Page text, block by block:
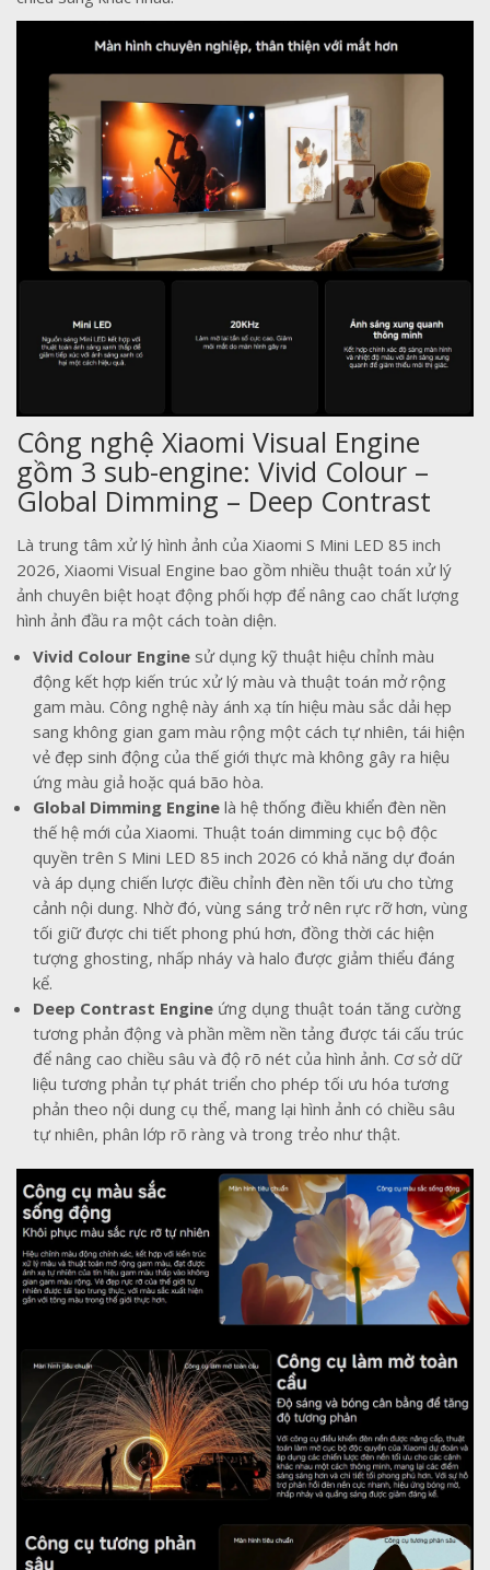
Công nghệ Xiaomi Visual Engine
gồm 3 sub-engine: Vivid Colour –
Global Dimming – Deep Contrast
Là trung tâm xử lý hình ảnh của Xiaomi S Mini LED 85 inch
2026, Xiaomi Visual Engine bao gồm nhiều thuật toán xử lý
ảnh chuyên biệt hoạt động phối hợp để nâng cao chất lượng
hình ảnh đầu ra một cách toàn diện.
Vivid Colour Engine sử dụng kỹ thuật hiệu chỉnh màu
động kết hợp kiến trúc xử lý màu và thuật toán mở rộng
gam màu. Công nghệ này ánh xạ tín hiệu màu sắc dải hẹp
sang không gian gam màu rộng một cách tự nhiên, tái hiện
vẻ đẹp sinh động của thế giới thực mà không gây ra hiệu
ứng màu giả hoặc quá bão hòa.
Global Dimming Engine là hệ thống điều khiển đèn nền
thế hệ mới của Xiaomi. Thuật toán dimming cục bộ độc
quyền trên S Mini LED 85 inch 2026 có khả năng dự đoán
và áp dụng chiến lược điều chỉnh đèn nền tối ưu cho từng
cảnh nội dung. Nhờ đó, vùng sáng trở nên rực rỡ hơn, vùng
tối giữ được chi tiết phong phú hơn, đồng thời các hiện
tượng ghosting, nhấp nháy và halo được giảm thiểu đáng
kể.
Deep Contrast Engine ứng dụng thuật toán tăng cường
tương phản động và phần mềm nền tảng được tái cấu trúc
để nâng cao chiều sâu và độ rõ nét của hình ảnh. Cơ sở dữ
liệu tương phản tự phát triển cho phép tối ưu hóa tương
phản theo nội dung cụ thể, mang lại hình ảnh có chiều sâu
tự nhiên, phân lớp rõ ràng và trong trẻo như thật.